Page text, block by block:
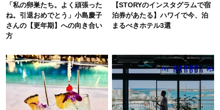
中村ゆりさん「40代になり、やっと“仕事以外の
幸福感”に目が向いた」ライフスタイルも、服も
白黒でもこんなに華やぐ！40代、夏の「甘めト
ップス×パンツ」コーデ〈3選〉
Fashion 2026.5.29
40代の夏通勤はこれ１着！「きちんと感」も
「私の卵巣たち。よく頑張った
ね。引退おめでとう」小島慶子
さんの【更年期】への向き合い
方
【STORYのインスタグラムで宿
泊券があたる】ハワイで今、泊
まるべきホテル3選